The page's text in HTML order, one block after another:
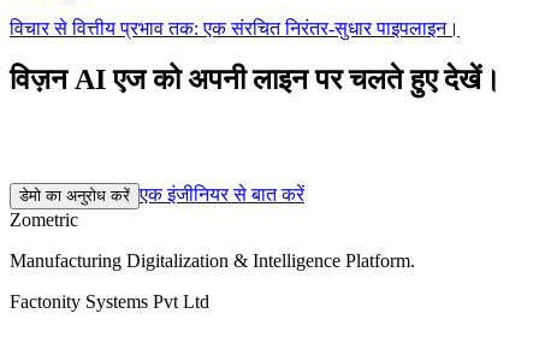
विचार से वित्तीय प्रभाव तक: एक संरचित निरंतर-सुधार पाइपलाइन।
विज़न AI एज को अपनी लाइन पर चलते हुए देखें।
डेमो का अनुरोध करें एक इंजीनियर से बात करें
Zometric
Manufacturing Digitalization & Intelligence Platform.
Factonity Systems Pvt Ltd